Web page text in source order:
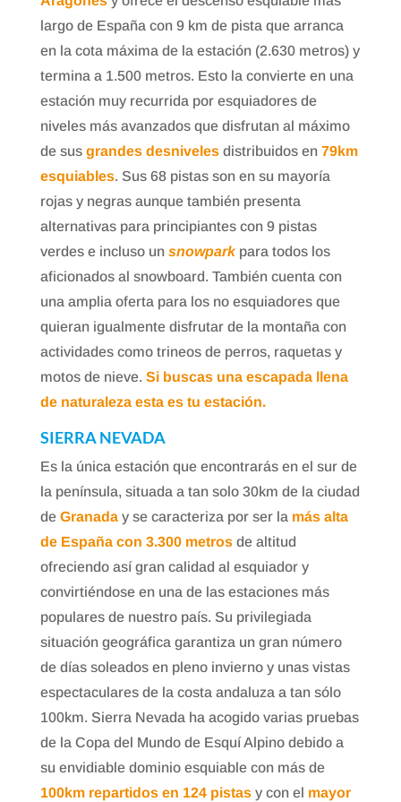
largo de España con 9 km de pista que arranca
en la cota máxima de la estación (2.630 metros) y
termina a 1.500 metros. Esto la convierte en una
estación muy recurrida por esquiadores de
niveles más avanzados que disfrutan al máximo
de susgrandes desnivelesdistribuidos en79km
esquiables. Sus 68 pistas son en su mayoría
rojas y negras aunque también presenta
alternativas para principiantes con 9 pistas
verdes e incluso un snowpark para todos los
aficionados al snowboard. También cuenta con
una amplia oferta para los no esquiadores que
quieran igualmente disfrutar de la montaña con
actividades como trineos de perros, raquetas y
motos de nieve. Si buscas una escapada llena
de naturaleza esta es tu estación.
SIERRA NEVADA
Es la única estación que encontrarás en el sur de
la península, situada a tan solo 30km de la ciudad
de Granada y se caracteriza por ser la más alta
de España con 3.300 metros de altitud
ofreciendo así gran calidad al esquiador y
convirtiéndose en una de las estaciones más
populares de nuestro país. Su privilegiada
situación geográfica garantiza un gran número
de días soleados en pleno invierno y unas vistas
espectaculares de la costa andaluza a tan sólo
100km. Sierra Nevada ha acogido varias pruebas
de la Copa del Mundo de Esquí Alpino debido a
su envidiable dominio esquiable con más de
100km repartidos en 124 pistasy con el mayor